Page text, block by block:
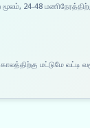
மூலம், 24-48
மட்டுமே வட்டி